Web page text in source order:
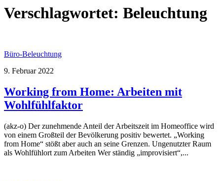
Verschlagwortet: Beleuchtung
Büro-Beleuchtung
9. Februar 2022
Working from Home: Arbeiten mit
Wohlfühlfaktor
(akz-o) Der zunehmende Anteil der Arbeitszeit im Homeoffice wird
von einem Großteil der Bevölkerung positiv bewertet. „Working
from Home“ stößt aber auch an seine Grenzen. Ungenutzter Raum
als Wohlfühlort zum Arbeiten Wer ständig „improvisiert“,...